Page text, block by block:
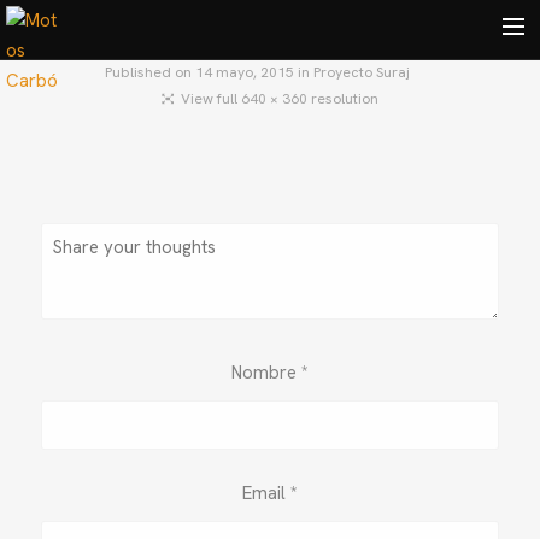
BLOG
Published on 14 mayo, 2015 in Proyecto Suraj
View full 640 × 360 resolution
Nombre *
Email *